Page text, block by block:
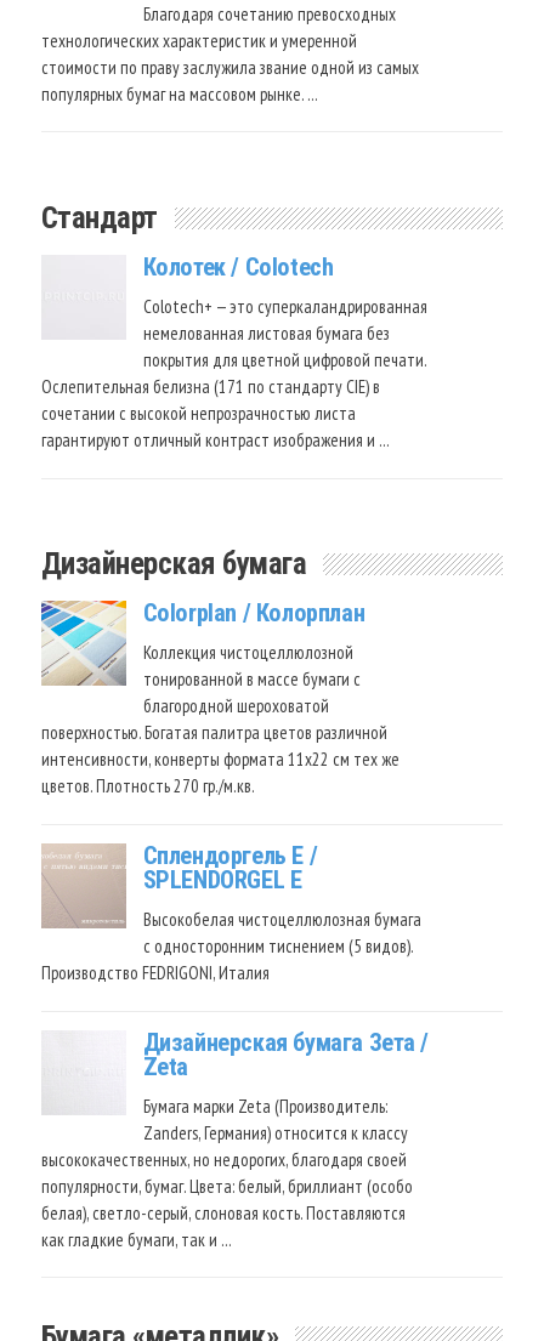
Благодаря сочетанию превосходных
технологических характеристик и умеренной
стоимости по праву заслужила звание одной из самых
популярных бумаг на массовом рынке. …
Стандарт
Колотек / Colotech
Colotech+ — это суперкаландрированная
немелованная листовая бумага без
покрытия для цветной цифровой печати.
Ослепительная белизна (171 по стандарту CIE) в
сочетании с высокой непрозрачностью листа
гарантируют отличный контраст изображения и …
Дизайнерская бумага
Colorplan / Колорплан
Коллекция чистоцеллюлозной
тонированной в массе бумаги с
благородной шероховатой
поверхностью. Богатая палитра цветов различной
интенсивности, конверты формата 11х22 см тех же
цветов. Плотность 270 гр./м.кв.
Сплендоргель Е /
SPLENDORGEL E
Высокобелая чистоцеллюлозная бумага
с односторонним тиснением (5 видов).
Производство FEDRIGONI, Италия
Дизайнерская бумага Зета /
Zeta
Бумага марки Zeta (Производитель:
Zanders, Германия) относится к классу
высококачественных, но недорогих, благодаря своей
популярности, бумаг. Цвета: белый, бриллиант (особо
белая), светло-серый, слоновая кость. Поставляются
как гладкие бумаги, так и …